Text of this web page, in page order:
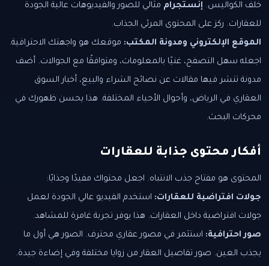
خلف الكواليس. إنستجرام مثالي للصور والفيديوهات عالية الجودة
للعقارات. ركز على المحتوى المرئي الجذاب.
الموقع الإلكتروني ومدونة المكتب: موقعك هو واجهتك الاحترافية.
اجعله سهل التصفح، غنيًا بالمعلومات، ومتوافقًا مع الجوالات. أضف
مدونة تنشر فيها مقالات عن نصائح الشراء والبيع، أخبار السوق
العقاري في الرياض، وأحوال الأحياء المختلفة. هذا يحسن ظهورك في
محركات البحث.
أفكار محتوى جذابة للعقارات
المحتوى هو مفتاح جذب الانتباه. اجعل محتواك مفيدًا وجذابًا:
جولات افتراضية للعقارات: استخدم الفيديو عالي الجودة لعمل
جولات افتراضية داخل العقارات. هذا يوفر تجربة غامرة للمشاهد.
صور احترافية: استثمر في مصور عقاري محترف. الصور هي أول ما
يجذب العين. صور تفاصيل العقار من زوايا مختلفة وفي إضاءة جيدة.